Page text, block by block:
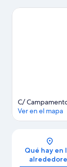
Puedes consultar
C/
Ver en el mapa
Qué hay en